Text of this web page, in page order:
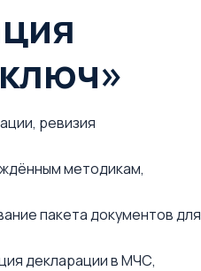
ревизия
методикам,
пакета документов для
декларации в МЧС,